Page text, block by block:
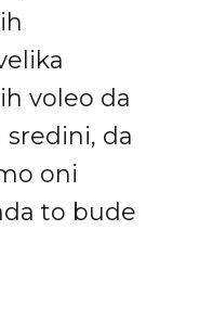
voleo da
da
oni
to bude